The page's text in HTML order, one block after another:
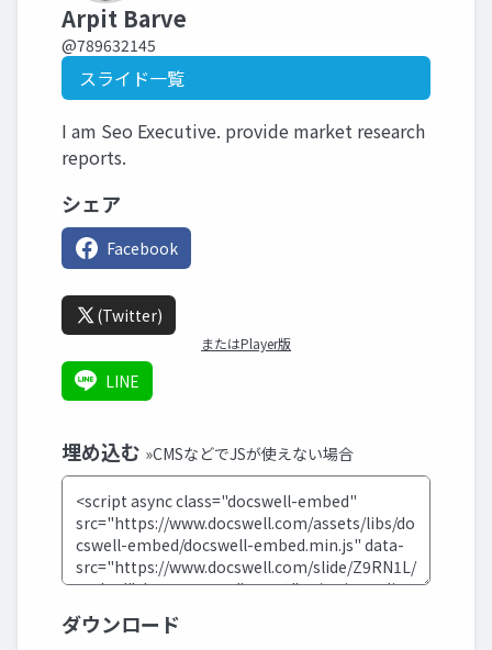
Arpit Barve
@789632145
スライド一覧
I am Seo Executive. provide market research
reports.
シェア
Facebook
(Twitter)
またはPlayer版
LINE
埋め込む »CMSなどでJSが使えない場合
ダウンロード